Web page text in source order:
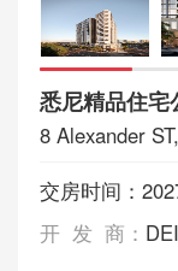
悉尼精品住
8 Alexander
交房时间：
开 发 商：